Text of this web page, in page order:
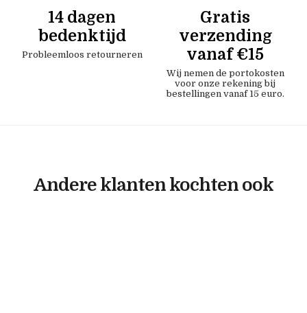
14 dagen
bedenktijd
Probleemloos retourneren
Gratis
verzending
vanaf €15
Wij nemen de portokosten
voor onze rekening bij
bestellingen vanaf 15 euro.
Andere klanten kochten ook